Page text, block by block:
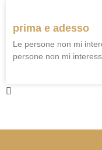
prima e adesso
Le persone non mi
persone non mi